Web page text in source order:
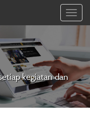
Toggle
kegiatan dan